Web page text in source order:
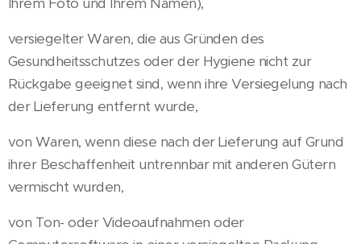
versiegelter Waren, die aus Gründen des
Gesundheitsschutzes oder der Hygiene nicht zur
Rückgabe geeignet sind, wenn ihre Versiegelung nach
der Lieferung entfernt wurde,
von Waren, wenn diese nach der Lieferung auf Grund
ihrer Beschaffenheit untrennbar mit anderen Gütern
vermischt wurden,
von Ton- oder Videoaufnahmen oder